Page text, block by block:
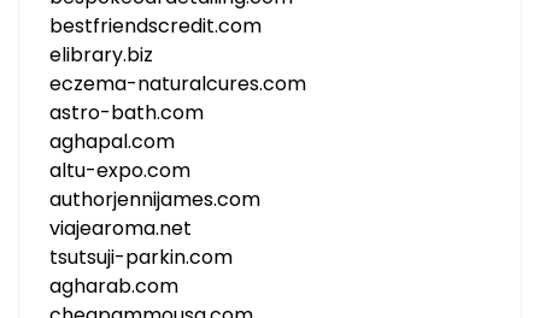
bestfriendscredit.com
elibrary.biz
eczema-naturalcures.com
astro-bath.com
aghapal.com
altu-expo.com
authorjennijames.com
viajearoma.net
tsutsuji-parkin.com
agharab.com